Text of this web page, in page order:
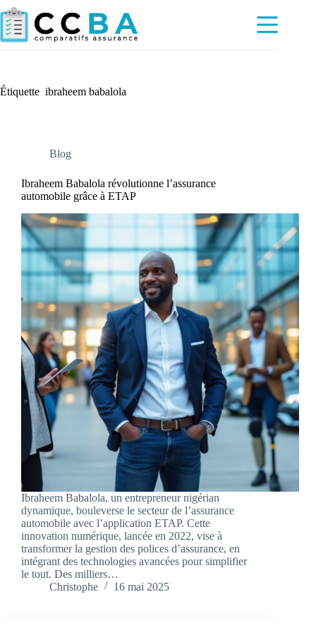
Passer
au
contenu
Étiquette ibraheem babalola
Blog
Ibraheem Babalola révolutionne l’assurance
automobile grâce à ETAP
Ibraheem Babalola, un entrepreneur nigérian
dynamique, bouleverse le secteur de l’assurance
automobile avec l’application ETAP. Cette
innovation numérique, lancée en 2022, vise à
transformer la gestion des polices d’assurance, en
intégrant des technologies avancées pour simplifier
le tout. Des milliers…
Christophe
16 mai 2025